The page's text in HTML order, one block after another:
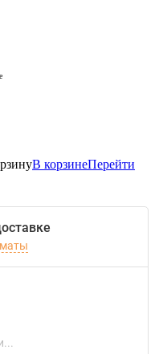
В корзинеПерейти